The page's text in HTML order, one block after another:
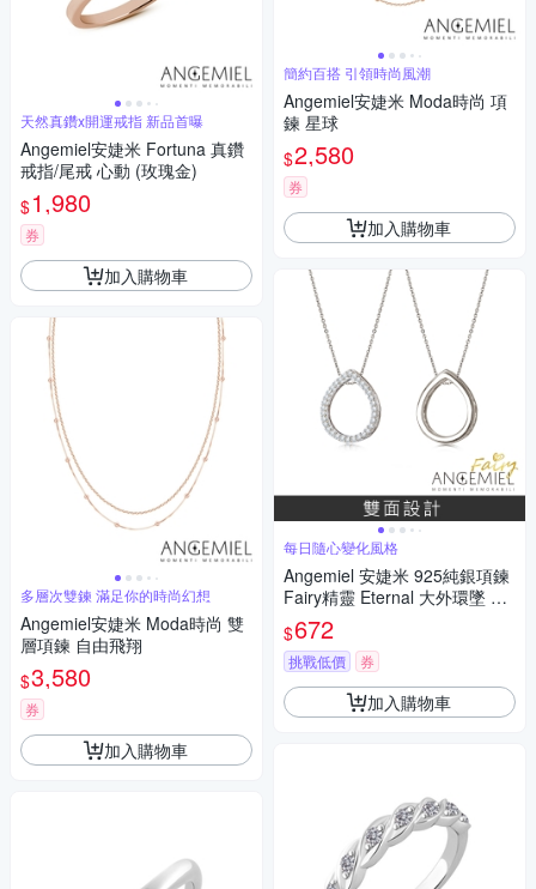
天然真鑽x開運戒指 新品首曝
Angemiel安婕米 Fortuna 真鑽
戒指/尾戒 心動 (玫瑰金)
$1,980
券
加入購物車
多層次雙鍊 滿足你的時尚幻想
Angemiel安婕米 Moda時尚 雙
層項鍊 自由飛翔
$3,580
券
加入購物車
簡約百搭 引領時尚風潮
Angemiel安婕米 Moda時尚 項
鍊 星球
$2,580
券
加入購物車
每日隨心變化風格
Angemiel 安婕米 925純銀項鍊
Fairy精靈 Eternal 大外環墜 白
鑽.銀
$672
挑戰低價 券
加入購物車